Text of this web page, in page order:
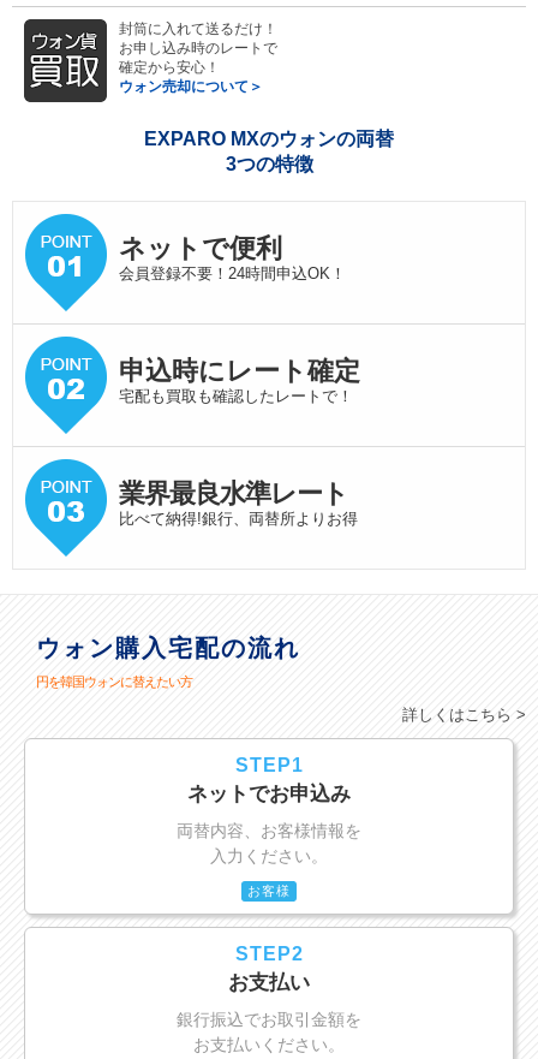
封筒に入れて送るだけ！
お申し込み時のレートで
確定から安心！
ウォン売却について＞
EXPARO MXのウォンの両替
3つの特徴
ネットで便利
会員登録不要！24時間申込OK！
申込時にレート確定
宅配も買取も確認したレートで！
業界最良水準レート
比べて納得!銀行、両替所よりお得
ウォン購入宅配の流れ
円を韓国ウォンに替えたい方
詳しくはこちら >
STEP1
ネットでお申込み
両替内容、お客様情報を
入力ください。
お客様
STEP2
お支払い
銀行振込でお取引金額を
お支払いください。